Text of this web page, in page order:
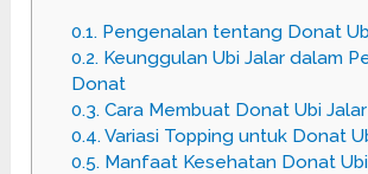
0.1.Pengenalan tentang Donat
0.2.Keunggulan Ubi Jalar dalam
Donat
0.3.Cara Membuat Donat Ubi
0.4.Variasi Topping untuk Donat
0.5.Manfaat Kesehatan Donat